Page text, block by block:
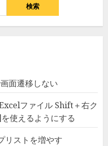
検索
面遷移しない
ファイル Shift＋右ク
使えるようにする
ストを増やす